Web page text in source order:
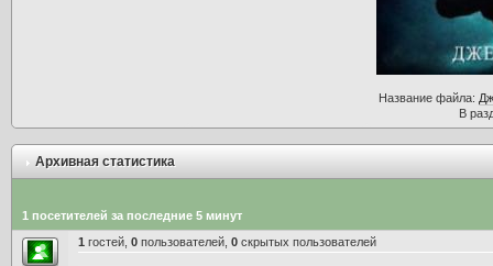
Название файла:
В
Архивная статистика
1 посетителей за последние 5 минут
1 гостей, 0пользователей, 0скрытых пользователей